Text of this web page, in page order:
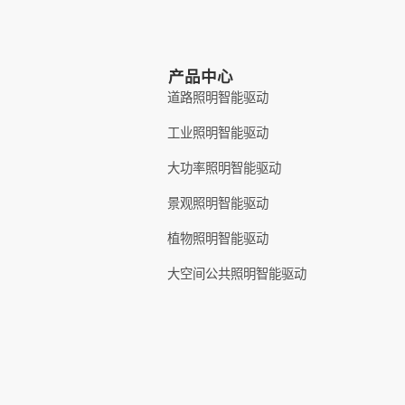
产品中心
道路照明智能驱动
工业照明智能驱动
大功率照明智能驱动
景观照明智能驱动
植物照明智能驱动
大空间公共照明智能驱动